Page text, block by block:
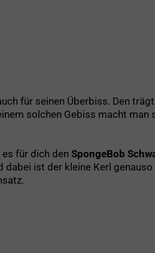
für seinen Überbiss. Den
solchen Gebiss macht man
für dich den SpongeBob
ist der kleine Kerl